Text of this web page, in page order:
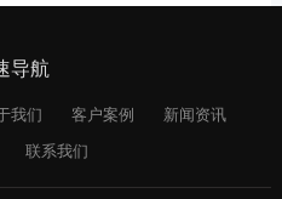
导航
我们 客户案例
新闻资讯
联系我们